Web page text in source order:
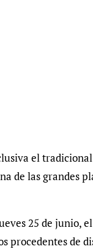
el
de las grandes
25 de junio,
procedentes de